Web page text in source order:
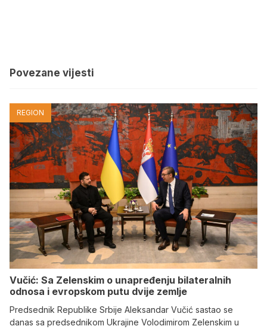
Povezane vijesti
REGION
Vučić: Sa Zelenskim o unapređenju bilateralnih
odnosa i evropskom putu dvije zemlje
Predsednik Republike Srbije Aleksandar Vučić sastao se
danas sa predsednikom Ukrajine Volodimirom Zelenskim u